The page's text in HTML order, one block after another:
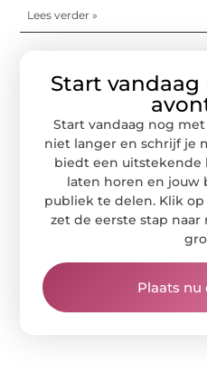
Lees verder »
Start
Start vandaag nog
niet langer en schrijf je
biedt een uitstekende
laten horen en jouw
publiek te delen. Klik op
zet de eerste stap
Plaats nu